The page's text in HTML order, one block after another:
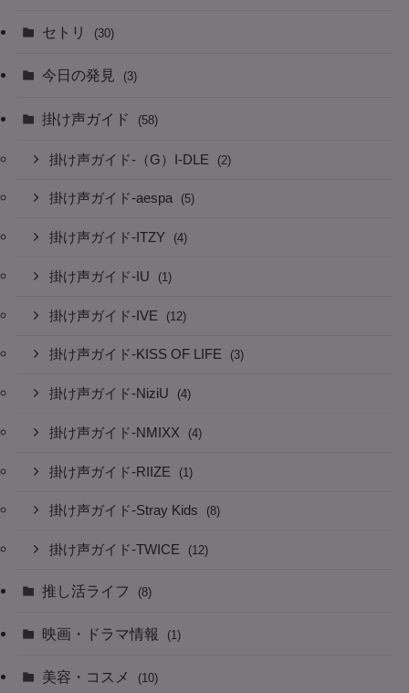
セトリ (30)
今日の発見 (3)
掛け声ガイド (58)
掛け声ガイド-（G）I-DLE (2)
掛け声ガイド-aespa (5)
掛け声ガイド-ITZY (4)
掛け声ガイド-IU (1)
掛け声ガイド-IVE (12)
掛け声ガイド-KISS OF LIFE (3)
掛け声ガイド-NiziU (4)
掛け声ガイド-NMIXX (4)
掛け声ガイド-RIIZE (1)
掛け声ガイド-Stray Kids (8)
掛け声ガイド-TWICE (12)
推し活ライフ (8)
映画・ドラマ情報 (1)
美容・コスメ (10)